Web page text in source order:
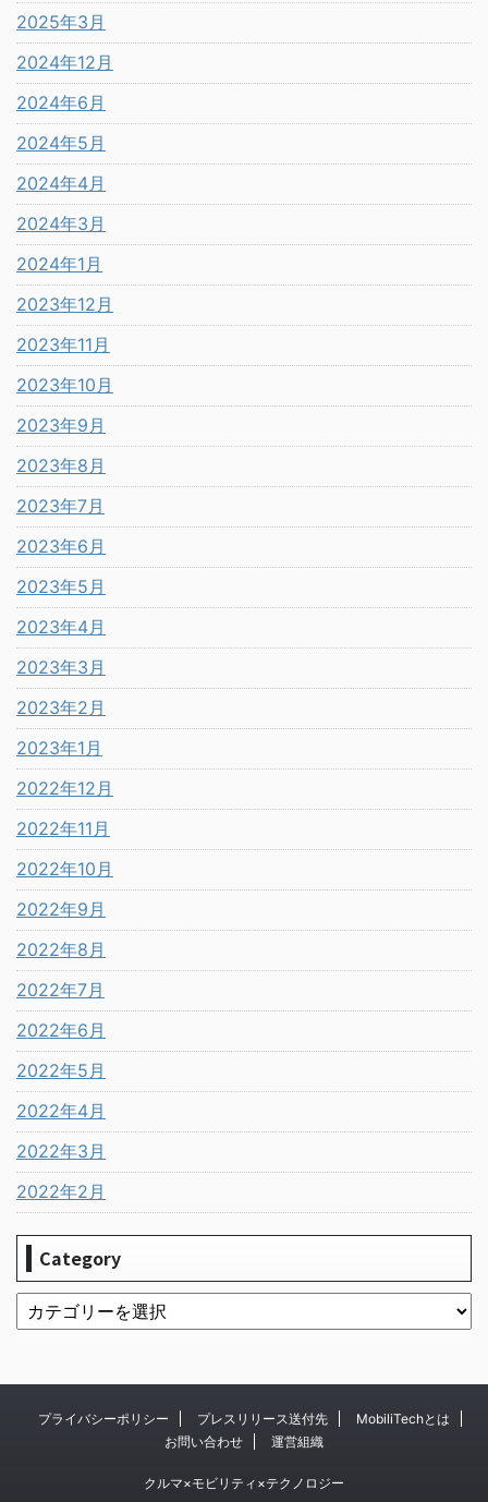
2025年3月
2024年12月
2024年6月
2024年5月
2024年4月
2024年3月
2024年1月
2023年12月
2023年11月
2023年10月
2023年9月
2023年8月
2023年7月
2023年6月
2023年5月
2023年4月
2023年3月
2023年2月
2023年1月
2022年12月
2022年11月
2022年10月
2022年9月
2022年8月
2022年7月
2022年6月
2022年5月
2022年4月
2022年3月
2022年2月
Category
プライバシーポリシー プレスリリース送付先
MobiliTechとは
お問い合わせ
運営組織
クルマ×モビリティ×テクノロジー